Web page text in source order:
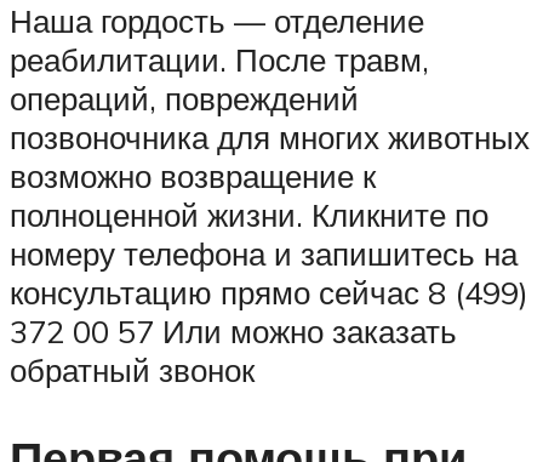
Наша гордость — отделение
реабилитации. После травм,
операций, повреждений
позвоночника для многих животных
возможно возвращение к
полноценной жизни. Кликните по
номеру телефона и запишитесь на
консультацию прямо сейчас 8 (499)
372 00 57 Или можно заказать
обратный звонок